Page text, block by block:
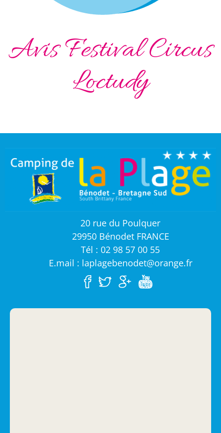
Avis Festival Circus
Loctudy
20 rue du Poulquer
29950 Bénodet FRANCE
Tél : 02 98 57 00 55
E.mail : laplagebenodet@orange.fr